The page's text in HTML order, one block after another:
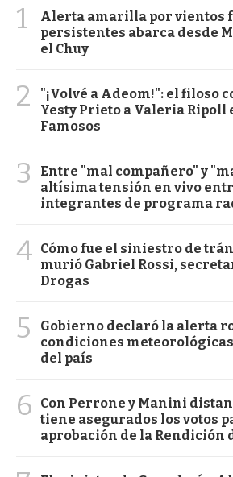
1
Alerta amarilla por vientos
persistentes abarca desde
el Chuy
2
"¡Volvé a Adeom!": el filoso
Yesty Prieto a Valeria Ripoll
Famosos
3
Entre "mal compañero" y
altísima tensión en vivo
integrantes de programa
4 Cómo fue el siniestro de
murió Gabriel Rossi,
Drogas
5
Gobierno declaró la alerta
condiciones
del país
6
Con Perrone y Manini
tiene asegurados los votos
aprobación de la Rendición